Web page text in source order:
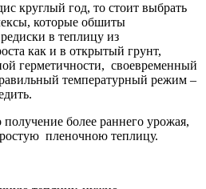
круглый год, то стоит выбрать
которые обшиты
в теплицу из
как и в открытый грунт,
герметичности, своевременный
температурный режим –
более раннего урожая,
пленочною теплицу.